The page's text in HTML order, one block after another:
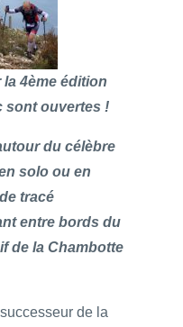
4ème édition
sont ouvertes !
du célèbre
solo ou en
tracé
entre bords du
de la Chambotte
de la